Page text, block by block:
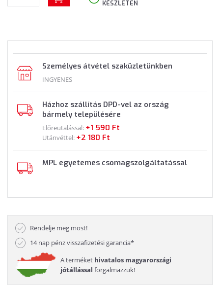
KÉSZLETEN
Személyes átvétel szaküzletünkben
INGYENES
Házhoz szállítás DPD-vel az ország
bármely településére
Előreutalással: +1 590 Ft
Utánvéttel: +2 180 Ft
MPL egyetemes csomagszolgáltatással
Rendelje meg most!
14 nap pénz visszafizetési garancia*
A terméket hivatalos magyarországi
jótállással forgalmazzuk!